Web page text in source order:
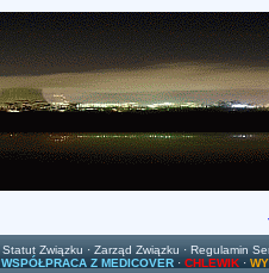
Statut Związku · Zarząd Związku · Regulamin
WSPÓŁPRACA Z MEDICOVER · CHLEWIK ·